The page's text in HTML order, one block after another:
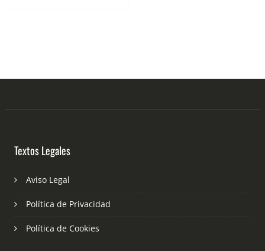
Textos Legales
Aviso Legal
Política de Privacidad
Política de Cookies